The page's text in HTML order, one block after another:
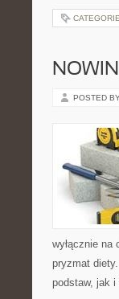
POSTED
wyłącznie
pryzmat
podstaw, jak